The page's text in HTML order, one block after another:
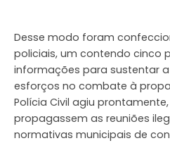
Desse modo foram
policiais, um contendo cinco
informações para sustentar
esforços no combate à
Polícia Civil agiu
propagassem as reuniões
normativas municipais de